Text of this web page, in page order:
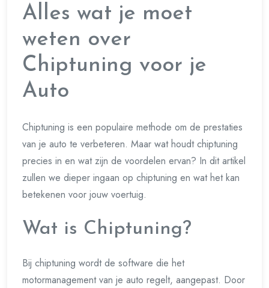
Alles wat je moet
weten over
Chiptuning voor je
Auto
Chiptuning is een populaire methode om de prestaties
van je auto te verbeteren. Maar wat houdt chiptuning
precies in en wat zijn de voordelen ervan? In dit artikel
zullen we dieper ingaan op chiptuning en wat het kan
betekenen voor jouw voertuig.
Wat is Chiptuning?
Bij chiptuning wordt de software die het
motormanagement van je auto regelt, aangepast. Door